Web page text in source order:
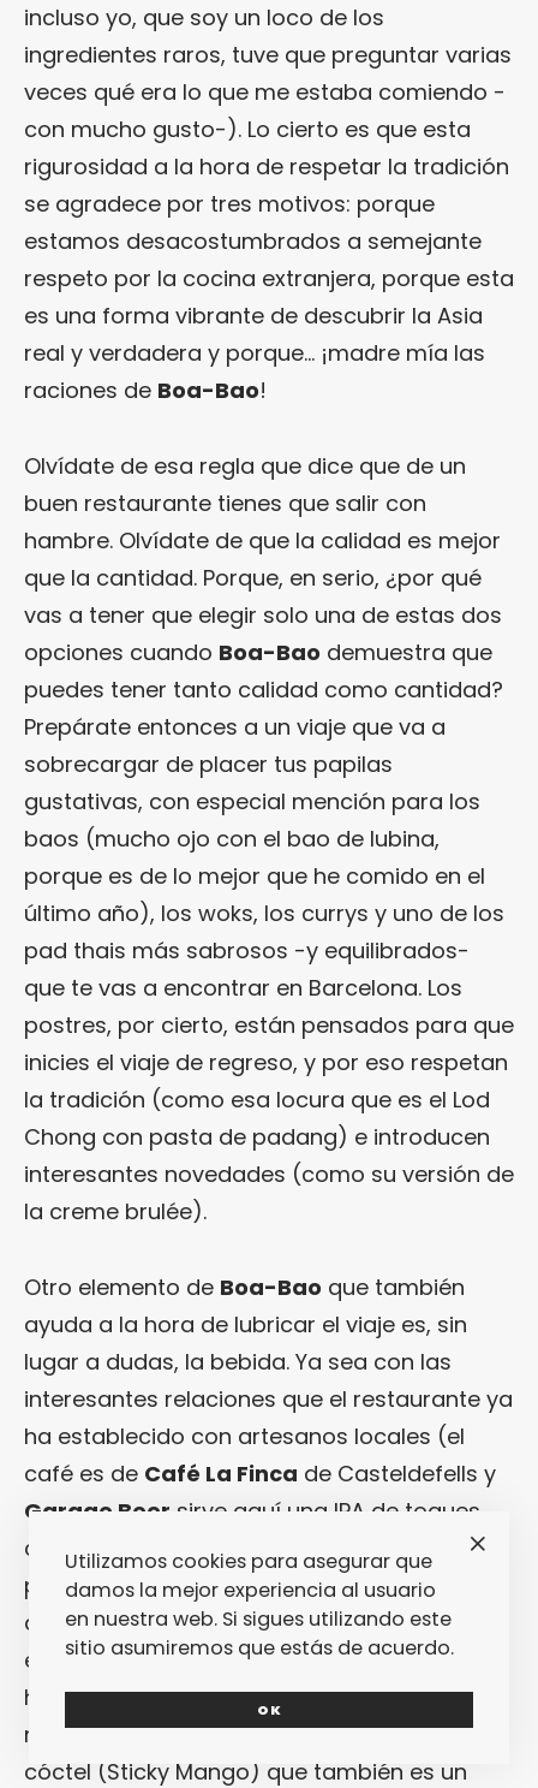
incluso yo, que soy un loco de los
ingredientes raros, tuve que preguntar varias
veces qué era lo que me estaba comiendo -
con mucho gusto-). Lo cierto es que esta
rigurosidad a la hora de respetar la tradición
se agradece por tres motivos: porque
estamos desacostumbrados a semejante
respeto por la cocina extranjera, porque esta
es una forma vibrante de descubrir la Asia
real y verdadera y porque… ¡madre mía las
raciones de Boa-Bao!
Olvídate de esa regla que dice que de un
buen restaurante tienes que salir con
hambre. Olvídate de que la calidad es mejor
que la cantidad. Porque, en serio, ¿por qué
vas a tener que elegir solo una de estas dos
opciones cuando Boa-Bao demuestra que
puedes tener tanto calidad como cantidad?
Prepárate entonces a un viaje que va a
sobrecargar de placer tus papilas
gustativas, con especial mención para los
baos (mucho ojo con el bao de lubina,
porque es de lo mejor que he comido en el
último año), los woks, los currys y uno de los
pad thais más sabrosos -y equilibrados-
que te vas a encontrar en Barcelona. Los
postres, por cierto, están pensados para que
inicies el viaje de regreso, y por eso respetan
la tradición (como esa locura que es el Lod
Chong con pasta de padang) e introducen
interesantes novedades (como su versión de
la creme brulée).
Otro elemento de Boa-Bao que también
ayuda a la hora de lubricar el viaje es, sin
lugar a dudas, la bebida. Ya sea con las
interesantes relaciones que el restaurante ya
ha establecido con artesanos locales (el
café es de Café La Finca de Casteldefells y
Garage Beer sirve aquí una IPA de toques
cítricos ideal para limpiar el paladar entre
plato y plato) o, sobre todo, con una carta
de cócteles que maridan a la perfección con
el viaje gastronómico desde su principio
hasta su fin. Literalmente. Porque es que
recientemente incluso han incorporado un
cóctel (Sticky Mango) que también es un
Utilizamos cookies para asegurar que
damos la mejor experiencia al usuario
en nuestra web. Si sigues utilizando este
sitio asumiremos que estás de acuerdo.
OK